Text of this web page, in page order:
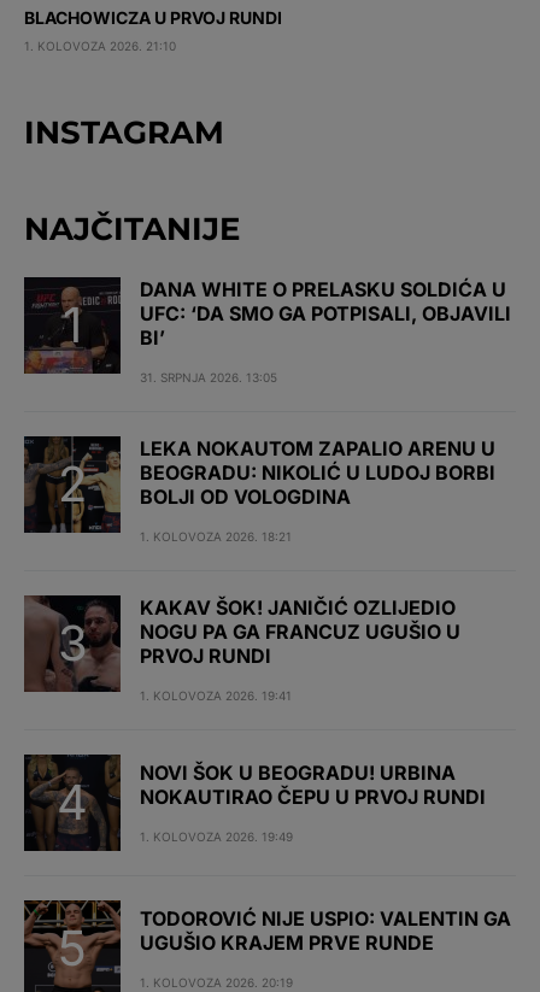
BLACHOWICZA U PRVOJ RUNDI
1. KOLOVOZA 2026. 21:10
INSTAGRAM
NAJČITANIJE
DANA WHITE O PRELASKU SOLDIĆA U
UFC: ‘DA SMO GA POTPISALI, OBJAVILI
BI’
31. SRPNJA 2026. 13:05
LEKA NOKAUTOM ZAPALIO ARENU U
BEOGRADU: NIKOLIĆ U LUDOJ BORBI
BOLJI OD VOLOGDINA
1. KOLOVOZA 2026. 18:21
KAKAV ŠOK! JANIČIĆ OZLIJEDIO
NOGU PA GA FRANCUZ UGUŠIO U
PRVOJ RUNDI
1. KOLOVOZA 2026. 19:41
NOVI ŠOK U BEOGRADU! URBINA
NOKAUTIRAO ČEPU U PRVOJ RUNDI
1. KOLOVOZA 2026. 19:49
TODOROVIĆ NIJE USPIO: VALENTIN GA
UGUŠIO KRAJEM PRVE RUNDE
1. KOLOVOZA 2026. 20:19